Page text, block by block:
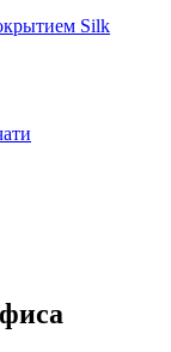
Silk